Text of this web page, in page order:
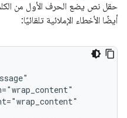
حقل نص يضع الحرف الأول من
أيضًا الأخطاء الإملائية تلقائيًا: